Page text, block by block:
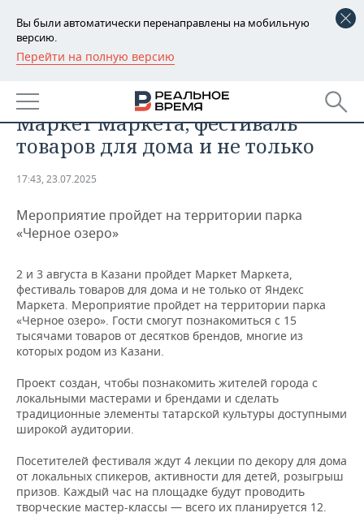
Вы были автоматически перенаправлены на мобильную
версию.
Перейти на полную версию
РЕГИОНЫ
БАШКОРТОСТАН
ТАТАРСТАН
НОВОСТИ
АНАЛИТИКА
ДЕКЛАРАЦИИ О ДОХОДАХ
КОРОЛИ ГОСЗАКАЗА ПФО
ВУЗЫ ТАТАРСТАНА
КОМУ ПРИНАДЛЕЖАТ
ТОРГОВЫЕ ЦЕНТРЫ
ТАТАРСТАНА
НОВОСТИ ЭКОНОМИКИ
ФИНАНСЫ
БАНКИ
БЮДЖЕТ
ИНВЕСТИЦИИ
ПРОМЫШЛЕННОСТЬ
НОВОСТИ
АГРОПРОМ
МАШИНОСТРОЕНИЕ
НЕФТЬ
ЭНЕРГЕТИКА
НЕДВИЖИМОСТЬ
НОВОСТИ НЕДВИЖИМОСТИ
АВТО
НОВОСТИ АВТО
БИЗНЕС
НОВОСТИ БИЗНЕСА
РОЗНИЧНАЯ ТОРГОВЛЯ
ТРАНСПОРТ
УСЛУГИ
ТЕХНОЛОГИИ
НОВОСТИ ТЕХНОЛОГИЙ
IT
МЕДИА
ТЕЛЕКОММУНИКАЦИИ
МЕРОПРИЯТИЯ
НОВОСТИ МЕРОПРИЯТИЙ
ВЫЕЗДНАЯ РЕДАКЦИЯ
БИЗНЕС-БРАНЧИ
СПОРТ
НОВОСТИ СПОРТА
ФУТБОЛ
ОБЩЕСТВО
НОВОСТИ ОБЩЕСТВА
ФОТОГАЛЕРЕЯ
2 и 3 августа в Казани пройдет
Маркет Маркета, фестиваль
товаров для дома и не только
17:43, 23.07.2025
Мероприятие пройдет на территории парка
«Черное озеро»
2 и 3 августа в Казани пройдет Маркет Маркета,
фестиваль товаров для дома и не только от Яндекс
Маркета. Мероприятие пройдет на территории парка
«Черное озеро». Гости смогут познакомиться с 15
тысячами товаров от десятков брендов, многие из
которых родом из Казани.
Проект создан, чтобы познакомить жителей города с
локальными мастерами и брендами и сделать
традиционные элементы татарской культуры доступными
широкой аудитории.
Посетителей фестиваля ждут 4 лекции по декору для дома
от локальных спикеров, активности для детей, розыгрыш
призов. Каждый час на площадке будут проводить
творческие мастер-классы — всего их планируется 12.